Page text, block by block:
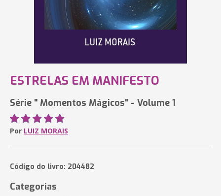
ESTRELAS EM MANIFESTO
Série " Momentos Mágicos" - Volume 1
Por LUIZ MORAIS
Código do livro: 204482
Categorias